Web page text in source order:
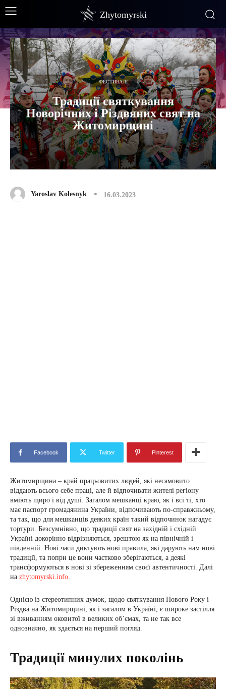
Zhytomyrski
ФЕСТИВАЛІ
Традиції святкування
Новорічних і Різдвяних свят на
Житомирщині
Yaroslav Kolesnyk 16.03.2023
Facebook Twitter Pinterest
Житомирщина – край працьовитих людей, які несамовито
віддають всього себе праці, але й відпочивати жителі регіону
вміють щиро і від душі. Загалом мешканці краю, як і всі ті, хто
має паспорт громадянина України, відпочивають по-справжньому,
та так, що для мешканців деяких країн такий відпочинок нагадує
тортури. Безсумнівно, що традиції свят на західній і східній
Україні докорінно відрізняються, зрештою як на північній і
південній. Нові часи диктують нові правила, які дарують нам нові
традиції, та попри це вони частково зберігаються, а деякі
трансформуються в нові зі збереженням своєї автентичності. Далі
на zhytomyrski.info.
Однією із стереотипних думок, щодо святкування Нового Року і
Різдва на Житомирщині, як і загалом в Україні, є широке застілля
зі вживанням оковитої в великих об’ємах, та не так все
однозначно, як здається на перший погляд.
Традиції минулих поколінь